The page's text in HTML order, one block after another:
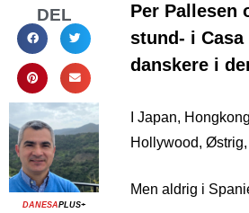
DEL
DANESAPLUS+
Per Pallesen
stund- i Casa
danskere i
I Japan,
Hollywood,
Men aldrig i